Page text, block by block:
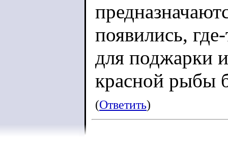
появились,
для поджарки
красной рыбы
(Ответить)